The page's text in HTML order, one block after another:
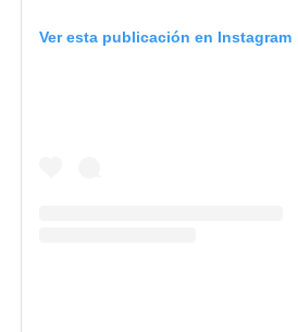
Ver esta publicación en Instagram